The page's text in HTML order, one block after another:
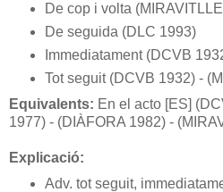
De cop i volta
De seguida (DLC 1993)
Immediatament (DCVB
Tot seguit (DCVB 1932) -
Equivalents: En el acto [ES]
1977) - (DIÀFORA 1982) -
Explicació:
Adv. tot seguit,